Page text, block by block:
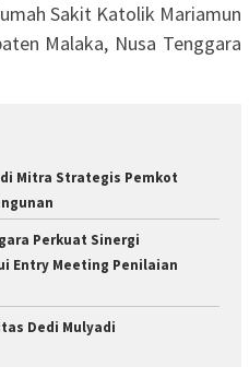
Sakit Katolik Mariamun
Malaka, Nusa Tenggara
Mitra Strategis Pemkot
Perkuat Sinergi
Entry Meeting Penilaian
Dedi Mulyadi